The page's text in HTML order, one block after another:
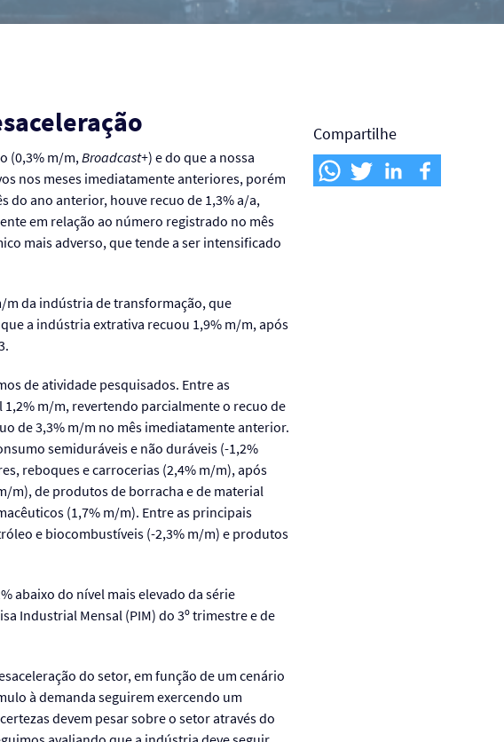
(0,3% m/m,Broadcast+) e do que a nossa
nos meses imediatamente anteriores, porém
do ano anterior, houve recuo de 1,3% a/a,
em relação ao número registrado no mês
mais adverso, que tende a ser intensificado
m da indústria de transformação, que
a indústria extrativa recuou 1,9% m/m, após
de atividade pesquisados. Entre as
m/m, revertendo parcialmente o recuo de
de 3,3% m/m no mês imediatamente anterior.
semiduráveis e não duráveis (-1,2%
reboques e carrocerias (2,4% m/m), após
m), de produtos de borracha e de material
(1,7% m/m). Entre as principais
e biocombustíveis (-2,3% m/m) e produtos
abaixo do nível mais elevado da série
Industrial Mensal (PIM) do 3º trimestre e de
do setor, em função de um cenário
à demanda seguirem exercendo um
devem pesar sobre o setor através do
Compartilhe